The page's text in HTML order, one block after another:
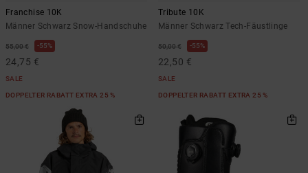
Franchise 10K
Männer Schwarz Snow-Handschuhe
55,00 € 55%
24,75 €
SALE
DOPPELTER RABATT EXTRA 25 %
Tribute 10K
Männer Schwarz Tech-Fäustlinge
50,00 € 55%
22,50 €
SALE
DOPPELTER RABATT EXTRA 25 %